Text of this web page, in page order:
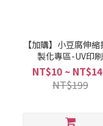
【加購】小豆腐伸
製化專區-UV印刷
NT$10 ~
NT$199